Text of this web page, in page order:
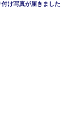
付け写真が届きました